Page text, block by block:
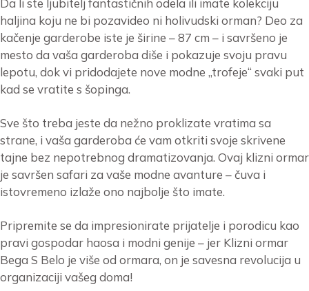
Da li ste ljubitelj fantastičnih odela ili imate kolekciju
haljina koju ne bi pozavideo ni holivudski orman? Deo za
kačenje garderobe iste je širine – 87 cm – i savršeno je
mesto da vaša garderoba diše i pokazuje svoju pravu
lepotu, dok vi pridodajete nove modne „trofeje“ svaki put
kad se vratite s šopinga.
Sve što treba jeste da nežno proklizate vratima sa
strane, i vaša garderoba će vam otkriti svoje skrivene
tajne bez nepotrebnog dramatizovanja. Ovaj klizni ormar
je savršen safari za vaše modne avanture – čuva i
istovremeno izlaže ono najbolje što imate.
Pripremite se da impresionirate prijatelje i porodicu kao
pravi gospodar haosa i modni genije – jer Klizni ormar
Bega S Belo je više od ormara, on je savesna revolucija u
organizaciji vašeg doma!